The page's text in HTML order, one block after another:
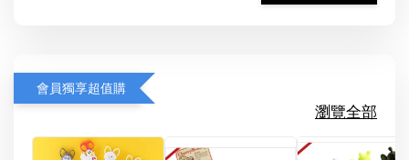
會員獨享超值購
瀏覽全部